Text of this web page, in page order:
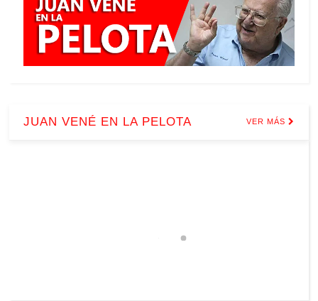
JUAN VENÉ EN LA PELOTA VER MÁS